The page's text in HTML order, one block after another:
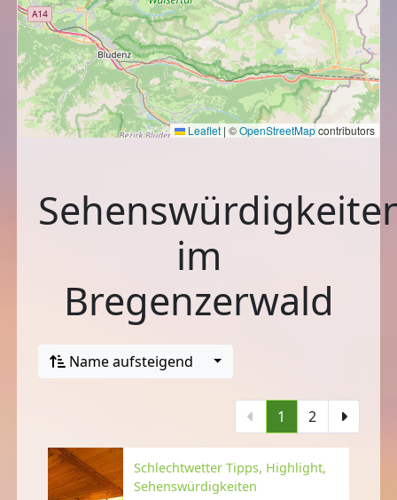
Leaflet | ©OpenStreetMapcontributors
im
Bregenzerwald
Name aufsteigend
1 2
Schlechtwetter Tipps, Highlight,
Sehenswürdigkeiten